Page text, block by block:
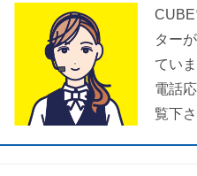
ター
てい
電話
覧下さ